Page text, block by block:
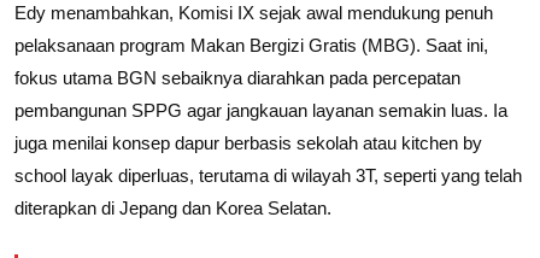
Edy menambahkan, Komisi IX sejak awal mendukung penuh
pelaksanaan program Makan Bergizi Gratis (MBG). Saat ini,
fokus utama BGN sebaiknya diarahkan pada percepatan
pembangunan SPPG agar jangkauan layanan semakin luas. Ia
juga menilai konsep dapur berbasis sekolah atau kitchen by
school layak diperluas, terutama di wilayah 3T, seperti yang telah
diterapkan di Jepang dan Korea Selatan.